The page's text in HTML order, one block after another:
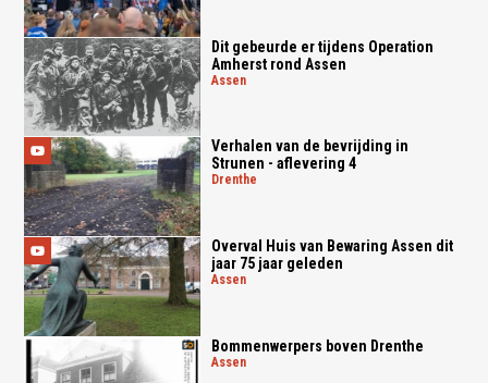
Dit gebeurde er tijdens Operation
Amherst rond Assen
assen
Verhalen van de bevrijding in
Strunen - aflevering 4
drenthe
Overval Huis van Bewaring Assen dit
jaar 75 jaar geleden
assen
Bommenwerpers boven Drenthe
assen